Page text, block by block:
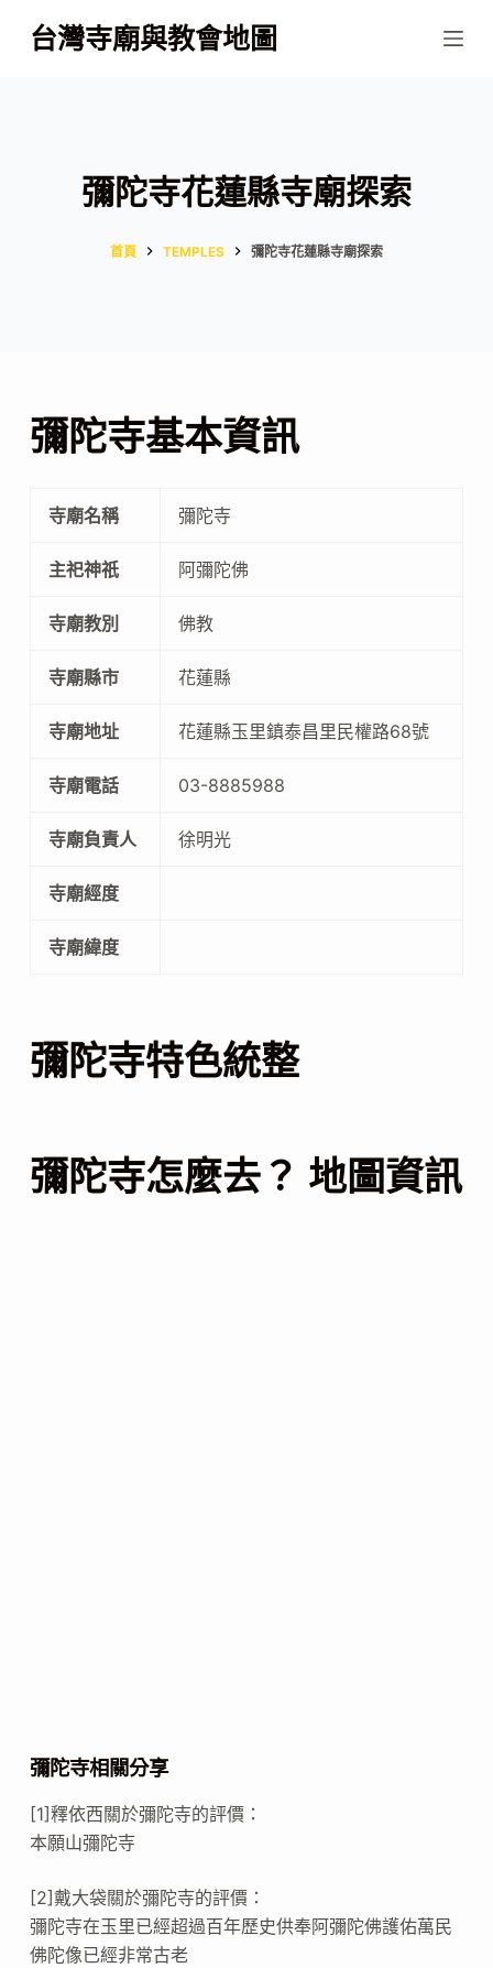
跳
至
台灣寺廟與教會地圖
彌陀寺花蓮縣寺廟探索
首頁 TEMPLES 彌陀寺花蓮縣寺廟探索
彌陀寺基本資訊
寺廟名稱 彌陀寺
主祀神祇 阿彌陀佛
寺廟教別 佛教
寺廟縣市 花蓮縣
寺廟地址 花蓮縣玉里鎮泰昌里民權路68號
寺廟電話 03-8885988
寺廟負責人 徐明光
寺廟經度
寺廟緯度
彌陀寺特色統整
彌陀寺怎麼去？ 地圖資訊
彌陀寺相關分享
[1]釋依西關於彌陀寺的評價：
本願山彌陀寺
[2]戴大袋關於彌陀寺的評價：
彌陀寺在玉里已經超過百年歷史供奉阿彌陀佛護佑萬民
佛陀像已經非常古老